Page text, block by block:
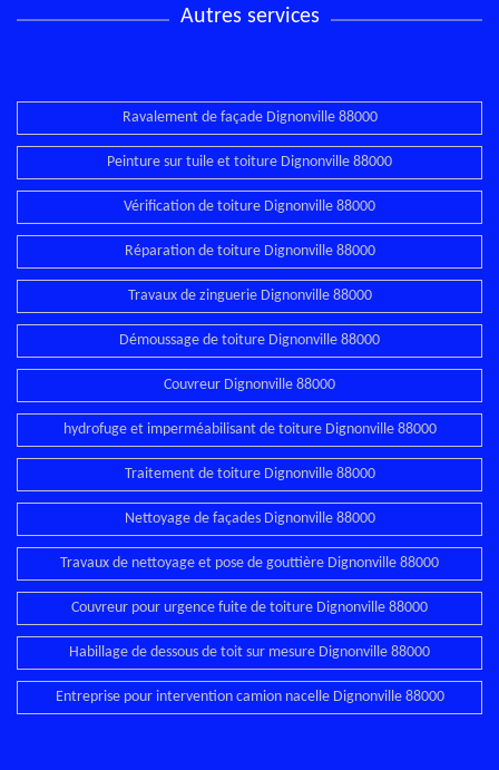
Autres services
Ravalement de façade Dignonville 88000
Peinture sur tuile et toiture Dignonville 88000
Vérification de toiture Dignonville 88000
Réparation de toiture Dignonville 88000
Travaux de zinguerie Dignonville 88000
Démoussage de toiture Dignonville 88000
Couvreur Dignonville 88000
hydrofuge et imperméabilisant de toiture Dignonville 88000
Traitement de toiture Dignonville 88000
Nettoyage de façades Dignonville 88000
Travaux de nettoyage et pose de gouttière Dignonville 88000
Couvreur pour urgence fuite de toiture Dignonville 88000
Habillage de dessous de toit sur mesure Dignonville 88000
Entreprise pour intervention camion nacelle Dignonville 88000